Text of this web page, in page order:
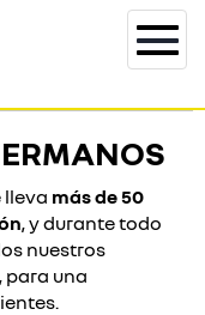
lleva más de 50
, y durante todo
nuestros
para una